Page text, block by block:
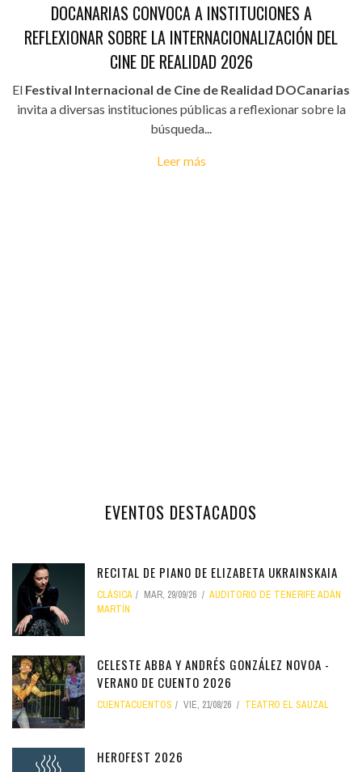
DOCANARIAS CONVOCA A INSTITUCIONES A
REFLEXIONAR SOBRE LA INTERNACIONALIZACIÓN DEL
CINE DE REALIDAD 2026
El Festival Internacional de Cine de Realidad DOCanarias
invita a diversas instituciones públicas a reflexionar sobre la
búsqueda...
Leer más
EVENTOS DESTACADOS
RECITAL DE PIANO DE ELIZABETA UKRAINSKAIA
CLÁSICA MAR, 29/09/26
AUDITORIO DE TENERIFE ADÁN
MARTÍN
CELESTE ABBA Y ANDRÉS GONZÁLEZ NOVOA -
VERANO DE CUENTO 2026
CUENTACUENTOS VIE, 21/08/26 TEATRO EL SAUZAL
HEROFEST 2026